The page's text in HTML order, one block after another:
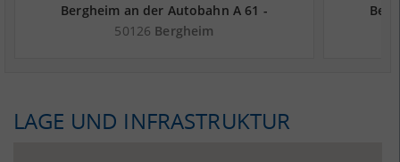
Bergheim an der Autobahn A 61 -
Landkreis Rhein-Erft-Kreis
50126 Bergheim
LAGE UND INFRASTRUKTUR